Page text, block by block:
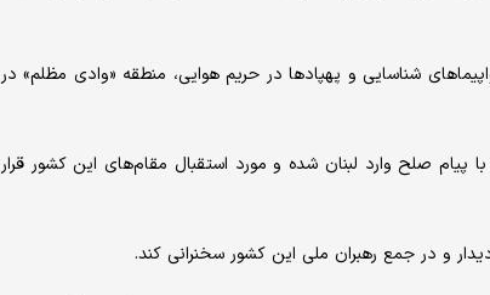
شناسایی و پهپادها در حریم هوایی، منطقه «وادی مظلم» در
پیام صلح وارد لبنان شده و مورد استقبال مقام‌های این کشور قرار
و در جمع رهبران ملی این کشور سخنرانی کند.